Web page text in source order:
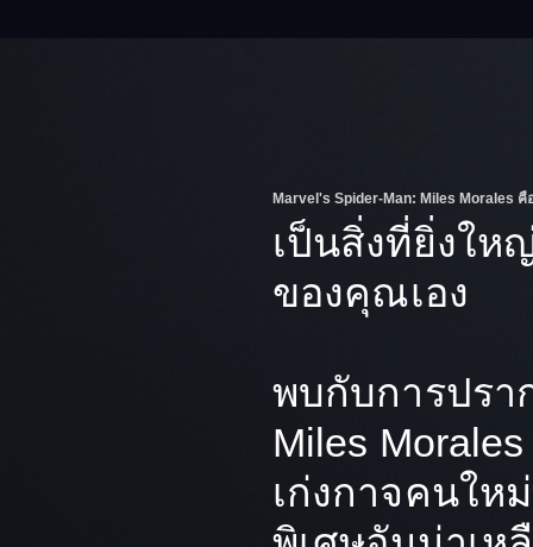
Marvel's Spider-Man: Miles Morales คื
เป็นสิ่งที่ยิ่งให
ของคุณเอง
พบกับการปรา
Miles
เก่งกาจคนให